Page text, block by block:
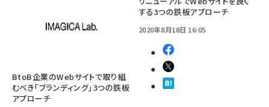
BtoB企業のWebサイトで取り組
むべき「ブランディング」3つの鉄板
アプローチ
する3つの鉄板アプローチ
2020年8月18日 16:05